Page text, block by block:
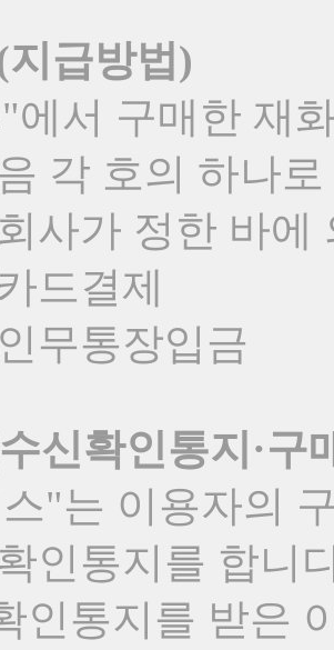
급방법)
에서 구매한 재
각 호의 하나
사가 정한 바에
드결제
무통장입금
신확인통지·구
"는 이용자의
인통지를 합니
인통지를 받은